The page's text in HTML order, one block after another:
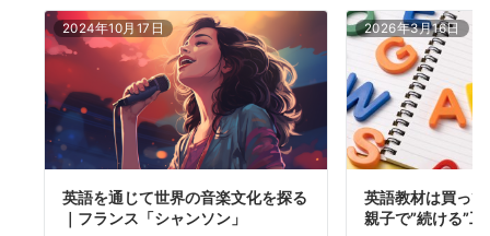
2024年10月17日
英語を通じて世界の音楽文化を探る
｜フランス「シャンソン」
2026年3月16日
英語教材は買っ
親子で”続ける”